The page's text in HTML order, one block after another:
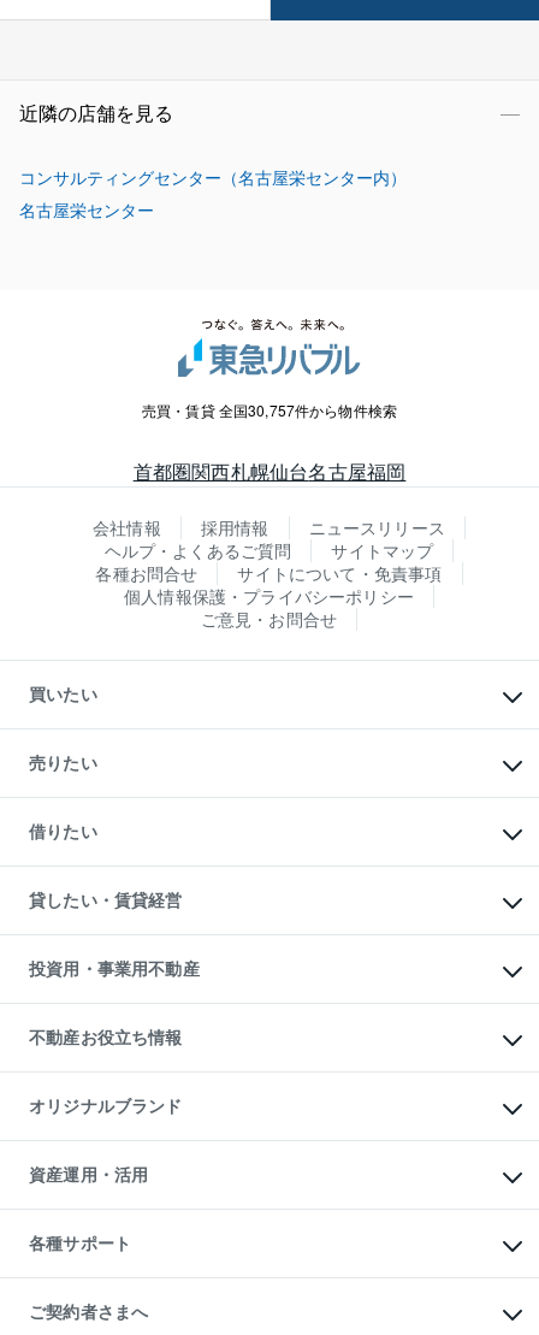
近隣の店舗を見る
コンサルティングセンター（名古屋栄センター内）
名古屋栄センター
売買・賃貸 全国30,757件から物件検索
首都圏関西札幌仙台名古屋福岡
会社情報 採用情報
ニュースリリース
ヘルプ・よくあるご質問
サイトマップ
各種お問合せ
サイトについて・免責事項
個人情報保護・プライバシーポリシー
ご意見・お問合せ
買いたい
新築・分譲マンションの購入
中古マンションの購入
一戸建ての購入
中古一戸建ての購入
不動産購入の流れ
注目キーワード物件特集
購入ガイド
English 繁体中文簡体中文
売りたい
一戸建ての売却・査定
土地の売却・査定
スピードAI査定
不動産査定について
不動産売却の流れ
不動産買換えの流れ
売却ガイド
借りたい
オフィス・店舗の賃貸
借りるときの流れ
借りるガイド
貸したい・賃貸経営
マンション賃料データ
賃貸管理プラン
リロケーションについて
貸すガイド
投資用・事業用不動産
事業用不動産
マンション投資
投資用マンション
アパート経営
収益物件
ビル購入（ビル一棟）
投資用不動産の売却査定
事業用不動産の売却査定
不動産お役立ち情報
マンションライブラリー
人気マンションランキング
暮らしに役立つ不動産メディア
不動産相場・不動産価格情報
不動産コラム・ニュース
不動産用語集
不動産なんでもネット相談室
住まいの税金
オリジナルブランド
一棟リノベーションマンション
L`GENTE（ルジェンテ）
区分リノベーションマンション
投資用一棟レジデンスWELL
不動産小口投資
LEGACIA（レガシア）
資産運用・活用
不動産M&A
アセットマネジメント・出資
各種サポート
相続サポート
リフォームサポート
ご契約者さまへ